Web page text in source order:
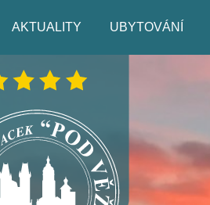
AKTUALITY UBYTOVÁNÍ